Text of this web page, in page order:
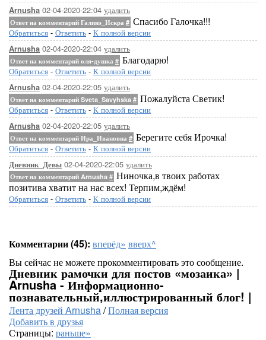
Arnusha 02-04-2020-22:04 удалить
Ответ на комментарий Галинэ_Искра # Спасибо Галочка!!!
Обратиться - Ответить - К полной версии
Arnusha 02-04-2020-22:04 удалить
Ответ на комментарий оля-душка # Благодарю!
Обратиться - Ответить - К полной версии
Arnusha 02-04-2020-22:05 удалить
Ответ на комментарий Sveta_Savyhska # Пожалуйста Светик!
Обратиться - Ответить - К полной версии
Arnusha 02-04-2020-22:05 удалить
Ответ на комментарий Ира_Ивановна # Берегите себя Ирочка!
Обратиться - Ответить - К полной версии
Дневник_Девы 02-04-2020-22:05 удалить
Ответ на комментарий Arnusha # Ниночка,в твоих работах
позитива хватит на нас всех! Терпим,ждём!
Обратиться - Ответить - К полной версии
Комментарии (45): вперёд» вверх^
Вы сейчас не можете прокомментировать это сообщение.
Дневник рамочки для постов «мозаика» |
Arnusha - Информационно-
познавательный,иллюстрированный блог! |
Лента друзей Arnusha/Полная версия
Добавить в друзья
Страницы: раньше»